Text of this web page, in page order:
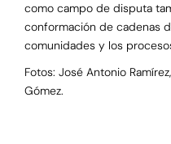
como campo de disputa
conformación de cadenas
comunidades y los
Fotos: José Antonio
Gómez.